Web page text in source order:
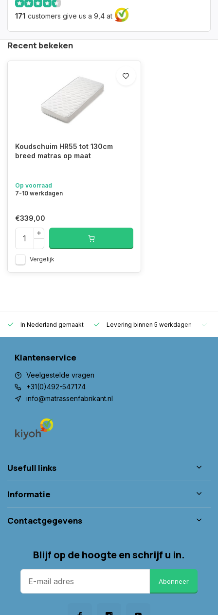
171 customers give us a 9,4 at
Recent bekeken
Koudschuim HR55 tot 130cm
breed matras op maat
Op voorraad
7-10 werkdagen
€339,00
Vergelijk
In Nederland gemaakt Levering binnen 5 werkdagen
Klantenservice
Veelgestelde vragen
+31(0)492-547174
info@matrassenfabrikant.nl
Usefull links
Informatie
Contactgegevens
Blijf op de hoogte en schrijf u in.
Abonneer